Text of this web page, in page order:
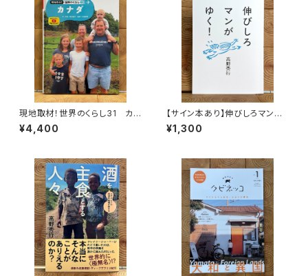
現地取材！世界のくらし31 カナ
ダ
¥4,400
【サイン本あり】伸びしろマンが
ゆく！
¥1,300